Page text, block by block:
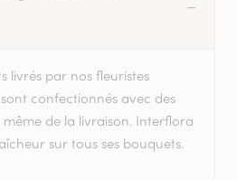
livrés par nos fleuristes
confectionnés avec des
de la livraison. Interflora
sur tous ses bouquets.